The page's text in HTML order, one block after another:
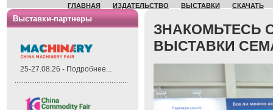
ГЛАВНАЯ ИЗДАТЕЛЬСТВО ВЫСТАВКИ СКАЧАТЬ
Выставки-партнеры
25-27.08.26 - Подробнее...
ЗНАКОМЬТЕСЬ
ВЫСТАВКИ